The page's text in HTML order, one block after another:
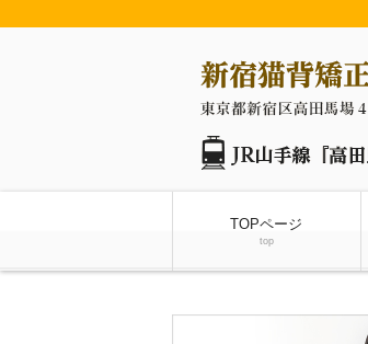
TOPページ
top